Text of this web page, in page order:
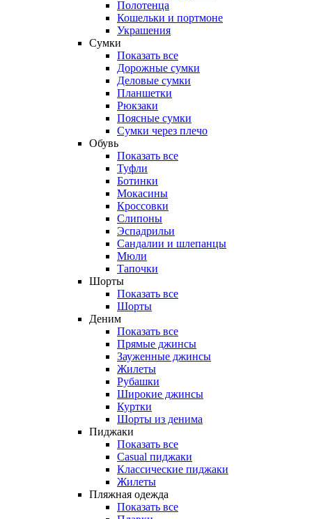
Полотенца
Кошельки и портмоне
Украшения
Сумки
Показать все
Дорожные сумки
Деловые сумки
Планшетки
Рюкзаки
Поясные сумки
Сумки через плечо
Обувь
Показать все
Туфли
Ботинки
Мокасины
Кроссовки
Слипоны
Эспадрильи
Сандалии и шлепанцы
Мюли
Тапочки
Шорты
Показать все
Шорты
Деним
Показать все
Прямые джинсы
Зауженные джинсы
Жилеты
Рубашки
Широкие джинсы
Куртки
Шорты из денима
Пиджаки
Показать все
Casual пиджаки
Классические пиджаки
Жилеты
Пляжная одежда
Показать все